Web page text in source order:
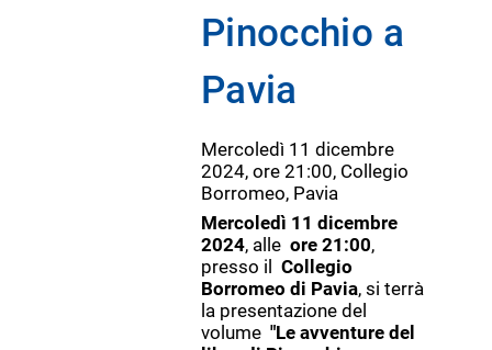
Pinocchio a
Pavia
Mercoledì 11 dicembre
2024, ore 21:00, Collegio
Borromeo, Pavia
Mercoledì 11 dicembre
2024, alle ore 21:00,
presso il Collegio
Borromeo di Pavia, si terrà
la presentazione del
volume "Le avventure del